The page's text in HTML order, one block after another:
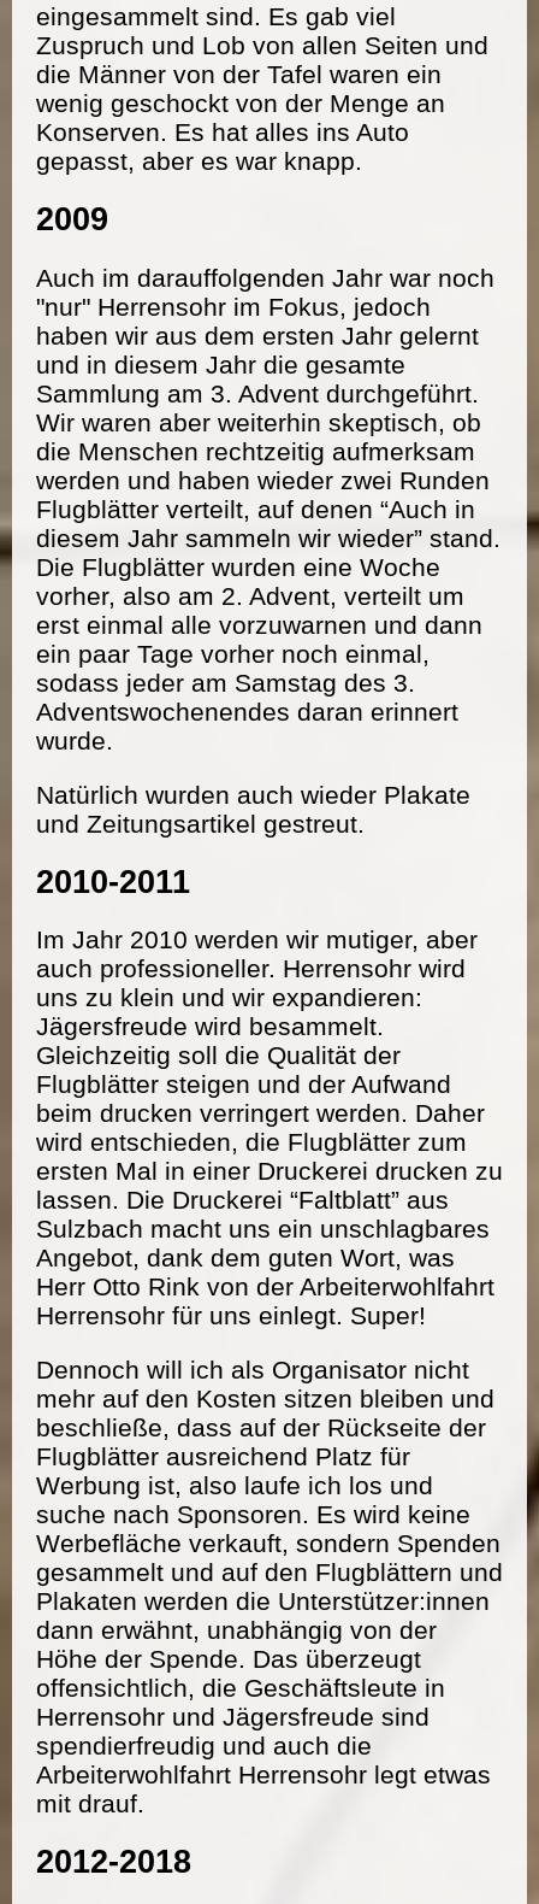
eingesammelt sind. Es gab viel
Zuspruch und Lob von allen Seiten und
die Männer von der Tafel waren ein
wenig geschockt von der Menge an
Konserven. Es hat alles ins Auto
gepasst, aber es war knapp.
2009
Auch im darauffolgenden Jahr war noch
"nur" Herrensohr im Fokus, jedoch
haben wir aus dem ersten Jahr gelernt
und in diesem Jahr die gesamte
Sammlung am 3. Advent durchgeführt.
Wir waren aber weiterhin skeptisch, ob
die Menschen rechtzeitig aufmerksam
werden und haben wieder zwei Runden
Flugblätter verteilt, auf denen “Auch in
diesem Jahr sammeln wir wieder” stand.
Die Flugblätter wurden eine Woche
vorher, also am 2. Advent, verteilt um
erst einmal alle vorzuwarnen und dann
ein paar Tage vorher noch einmal,
sodass jeder am Samstag des 3.
Adventswochenendes daran erinnert
wurde.
Natürlich wurden auch wieder Plakate
und Zeitungsartikel gestreut.
2010-2011
Im Jahr 2010 werden wir mutiger, aber
auch professioneller. Herrensohr wird
uns zu klein und wir expandieren:
Jägersfreude wird besammelt.
Gleichzeitig soll die Qualität der
Flugblätter steigen und der Aufwand
beim drucken verringert werden. Daher
wird entschieden, die Flugblätter zum
ersten Mal in einer Druckerei drucken zu
lassen. Die Druckerei “Faltblatt” aus
Sulzbach macht uns ein unschlagbares
Angebot, dank dem guten Wort, was
Herr Otto Rink von der Arbeiterwohlfahrt
Herrensohr für uns einlegt. Super!
Dennoch will ich als Organisator nicht
mehr auf den Kosten sitzen bleiben und
beschließe, dass auf der Rückseite der
Flugblätter ausreichend Platz für
Werbung ist, also laufe ich los und
suche nach Sponsoren. Es wird keine
Werbefläche verkauft, sondern Spenden
gesammelt und auf den Flugblättern und
Plakaten werden die Unterstützer:innen
dann erwähnt, unabhängig von der
Höhe der Spende. Das überzeugt
offensichtlich, die Geschäftsleute in
Herrensohr und Jägersfreude sind
spendierfreudig und auch die
Arbeiterwohlfahrt Herrensohr legt etwas
mit drauf.
2012-2018